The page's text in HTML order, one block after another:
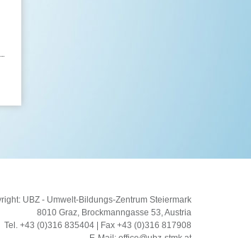
UBZ - Umwelt-Bildungs-Zentrum Steiermark
8010 Graz, Brockmanngasse 53, Austria
Tel. +43 (0)316 835404 | Fax +43 (0)316 817908